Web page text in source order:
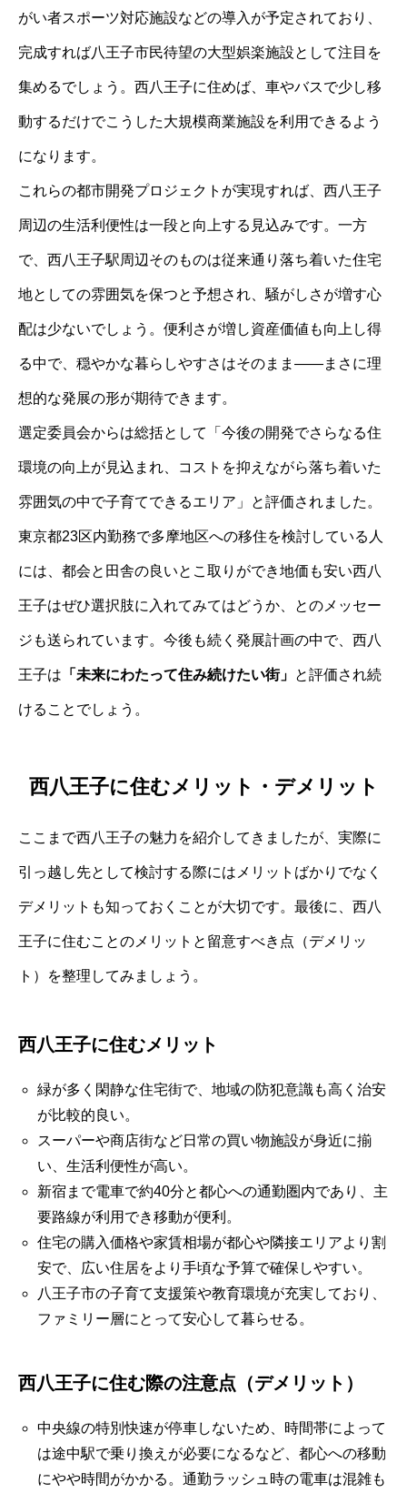
がい者スポーツ対応施設などの導入が予定されており、
完成すれば八王子市民待望の大型娯楽施設として注目を
集めるでしょう。西八王子に住めば、車やバスで少し移
動するだけでこうした大規模商業施設を利用できるよう
になります。
これらの都市開発プロジェクトが実現すれば、西八王子
周辺の生活利便性は一段と向上する見込みです。一方
で、西八王子駅周辺そのものは従来通り落ち着いた住宅
地としての雰囲気を保つと予想され、騒がしさが増す心
配は少ないでしょう。便利さが増し資産価値も向上し得
る中で、穏やかな暮らしやすさはそのまま――まさに理
想的な発展の形が期待できます。
選定委員会からは総括として「今後の開発でさらなる住
環境の向上が見込まれ、コストを抑えながら落ち着いた
雰囲気の中で子育てできるエリア」と評価されました。
東京都23区内勤務で多摩地区への移住を検討している人
には、都会と田舎の良いとこ取りができ地価も安い西八
王子はぜひ選択肢に入れてみてはどうか、とのメッセー
ジも送られています。今後も続く発展計画の中で、西八
王子は 「未来にわたって住み続けたい街」 と評価され続
けることでしょう。
西八王子に住むメリット・デメリット
ここまで西八王子の魅力を紹介してきましたが、実際に
引っ越し先として検討する際にはメリットばかりでなく
デメリットも知っておくことが大切です。最後に、西八
王子に住むことのメリットと留意すべき点（デメリッ
ト）を整理してみましょう。
西八王子に住むメリット
緑が多く閑静な住宅街で、地域の防犯意識も高く治安
が比較的良い。
スーパーや商店街など日常の買い物施設が身近に揃
い、生活利便性が高い。
新宿まで電車で約40分と都心への通勤圏内であり、主
要路線が利用でき移動が便利。
住宅の購入価格や家賃相場が都心や隣接エリアより割
安で、広い住居をより手頃な予算で確保しやすい。
八王子市の子育て支援策や教育環境が充実しており、
ファミリー層にとって安心して暮らせる。
西八王子に住む際の注意点（デメリット）
中央線の特別快速が停車しないため、時間帯によって
は途中駅で乗り換えが必要になるなど、都心への移動
にやや時間がかかる。通勤ラッシュ時の電車は混雑も